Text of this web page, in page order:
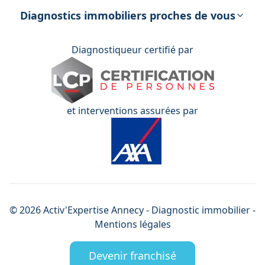
énergétique
Diagnostics immobiliers proches de vous
Diagnostiqueur certifié par
et interventions assurées par
©2026Activ'ExpertiseAnnecy- Diagnostic immobilier -
Mentions légales
Devenir franchisé